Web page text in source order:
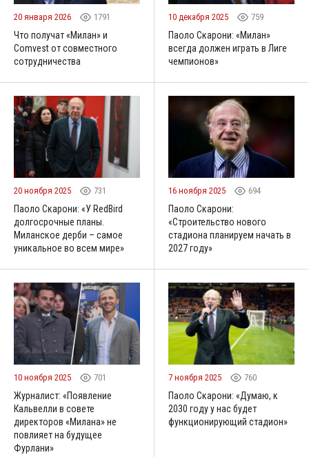
20 января 2026 1791
Что получат «Милан» и
Comvest от совместного
сотрудничества
10 декабря 2025 759
Паоло Скарони: «Милан»
всегда должен играть в Лиге
чемпионов»
20 ноября 2025 731
Паоло Скарони: «У RedBird
долгосрочные планы.
Миланское дерби – самое
уникальное во всем мире»
16 ноября 2025 694
Паоло Скарони:
«Строительство нового
стадиона планируем начать в
2027 году»
10 ноября 2025 701
Журналист: «Появление
Кальвелли в совете
директоров «Милана» не
повлияет на будущее
Фурлани»
7 ноября 2025 760
Паоло Скарони: «Думаю, к
2030 году у нас будет
функционирующий стадион»